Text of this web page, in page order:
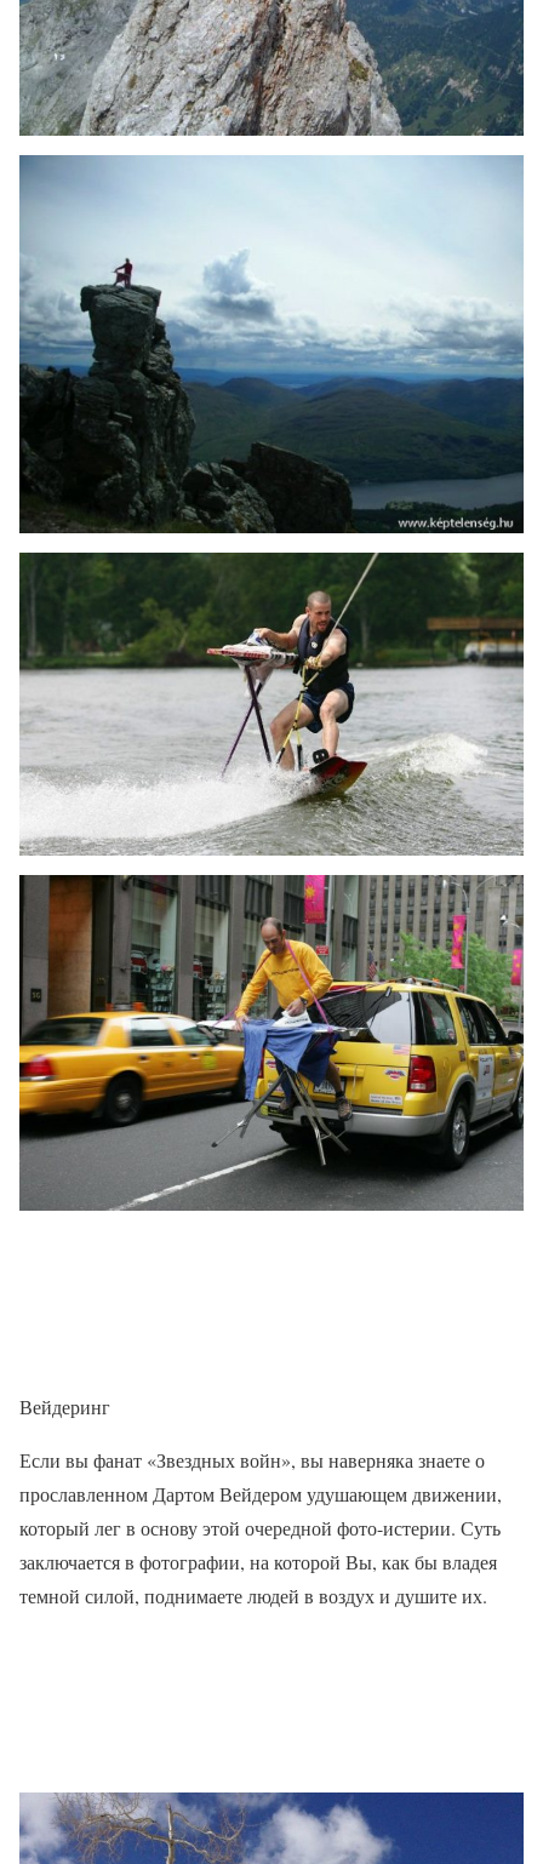
Вейдеринг
Если вы фанат «Звездных войн», вы наверняка знаете о
прославленном Дартом Вейдером удушающем движении,
который лег в основу этой очередной фото-истерии. Суть
заключается в фотографии, на которой Вы, как бы владея
темной силой, поднимаете людей в воздух и душите их.